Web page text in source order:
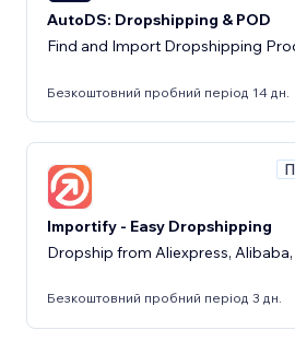
AutoDS: Dropshipping & POD
Find and Import Dropshipping
Безкоштовний пробний період 14 дн.
Importify - Easy Dropshipping
Dropship from Aliexpress,
Безкоштовний пробний період 3 дн.